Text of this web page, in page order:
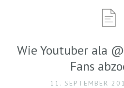
Wie Youtuber ala
Fans
11. SEPTEMBER